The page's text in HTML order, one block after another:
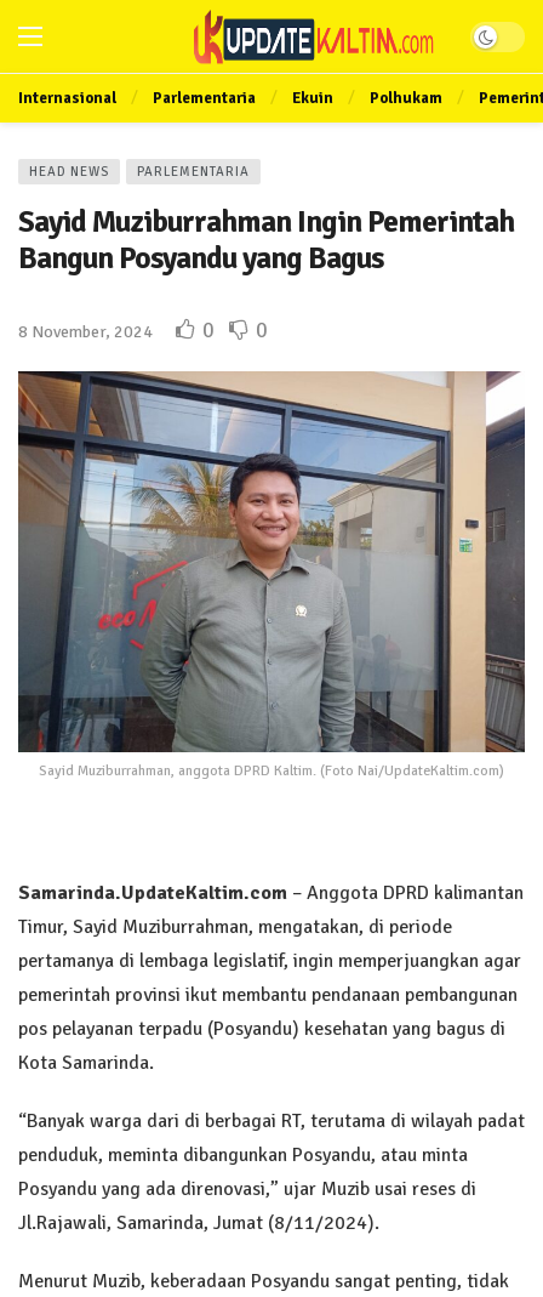
Internasional Parlementaria Ekuin Polhukam
HEAD NEWS PARLEMENTARIA
Sayid Muziburrahman Ingin Pemerintah
Bangun Posyandu yang Bagus
8 November, 2024 0 0
Sayid Muziburrahman, anggota DPRD Kaltim. (Foto Nai/UpdateKaltim.com)
Samarinda.UpdateKaltim.com – Anggota DPRD kalimantan
Timur, Sayid Muziburrahman, mengatakan, di periode
pertamanya di lembaga legislatif, ingin memperjuangkan agar
pemerintah provinsi ikut membantu pendanaan pembangunan
pos pelayanan terpadu (Posyandu) kesehatan yang bagus di
Kota Samarinda.
“Banyak warga dari di berbagai RT, terutama di wilayah padat
penduduk, meminta dibangunkan Posyandu, atau minta
Posyandu yang ada direnovasi,” ujar Muzib usai reses di
Jl.Rajawali, Samarinda, Jumat (8/11/2024).
Menurut Muzib, keberadaan Posyandu sangat penting, tidak